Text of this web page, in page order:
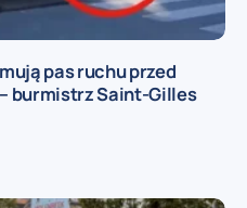
pas ruchu przed
burmistrz Saint-Gilles